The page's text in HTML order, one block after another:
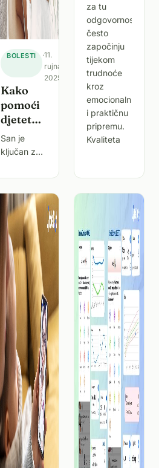
BOLESTI ·11.
rujna
2025.
Kako
pomoći
djetetu s
atopijskim
dermatitisom
spava
San je
ključan za
razvoj
djece, no
mnogi
roditelji
primjećuju
da djeca s
atopijskim
dermatitisom
kod djece
često imaju
nemirne
Atopijski
derm
za tu
odgovornost
često
započinju
tijekom
trudnoće
kroz
emocionalnu
i praktičnu
pripremu.
Kvaliteta